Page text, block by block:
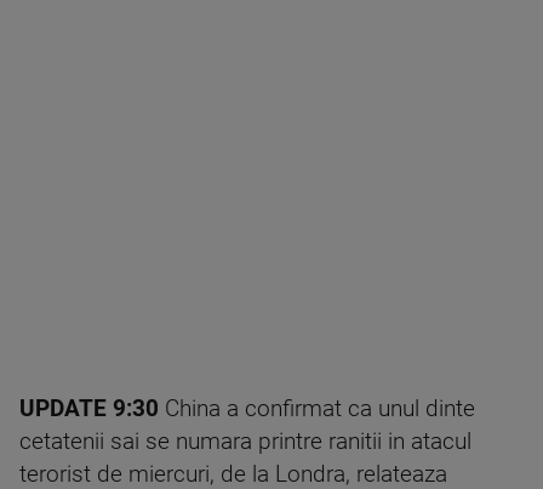
UPDATE 9:30 China a confirmat ca unul dinte
cetatenii sai se numara printre ranitii in atacul
terorist de miercuri, de la Londra, relateaza